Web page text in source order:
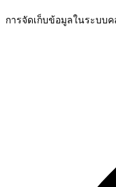
การจัดเก็บข้อมูลในระบบ